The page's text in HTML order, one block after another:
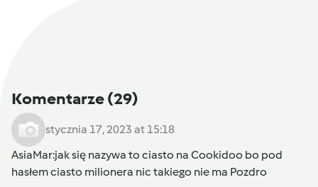
Komentarze(29)
stycznia 17, 2023 at 15:18
AsiaMar:jak się nazywa to ciasto na Cookidoo bo pod
hasłem ciasto milionera nic takiego nie ma Pozdro